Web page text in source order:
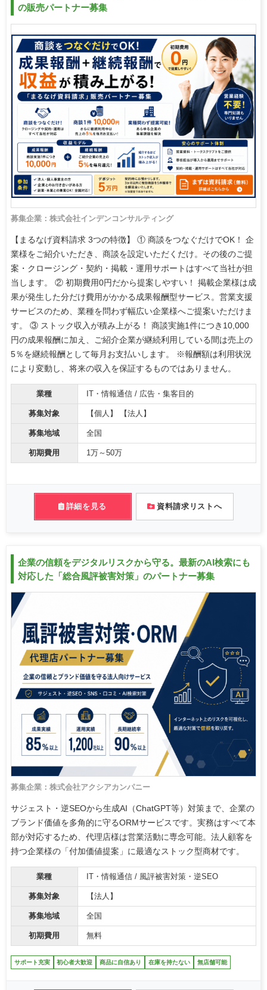
の販売パートナー募集
募集企業：株式会社インデンコンサルティング
【まるなげ資料請求 3つの特徴】 ① 商談をつなぐだけでOK！ 企
業様をご紹介いただき、商談を設定いただくだけ。その後のご提
案・クロージング・契約・掲載・運用サポートはすべて当社が担
当します。 ② 初期費用0円だから提案しやすい！ 掲載企業様は成
果が発生した分だけ費用がかかる成果報酬型サービス。営業支援
サービスのため、業種を問わず幅広い企業様へご提案いただけま
す。 ③ ストック収入が積み上がる！ 商談実施1件につき10,000
円の成果報酬に加え、ご紹介企業が継続利用している間は売上の
5％を継続報酬として毎月お支払いします。 ※報酬額は利用状況
により変動し、将来の収入を保証するものではありません。
業種 IT・情報通信 / 広告・集客目的
募集対象 【個人】 【法人】
募集地域 全国
初期費用 1万～50万
詳細を見る 資料請求リストへ
企業の信頼をデジタルリスクから守る。最新のAI検索にも
対応した「総合風評被害対策」のパートナー募集
募集企業：株式会社アクシアカンパニー
サジェスト・逆SEOから生成AI（ChatGPT等）対策まで、企業の
ブランド価値を多角的に守るORMサービスです。実務はすべて本
部が対応するため、代理店様は営業活動に専念可能。法人顧客を
持つ企業様の「付加価値提案」に最適なストック型商材です。
業種 IT・情報通信 / 風評被害対策・逆SEO
募集対象 【法人】
募集地域 全国
初期費用 無料
サポート充実 初心者大歓迎 商品に自信あり 在庫を持たない 無店舗可能